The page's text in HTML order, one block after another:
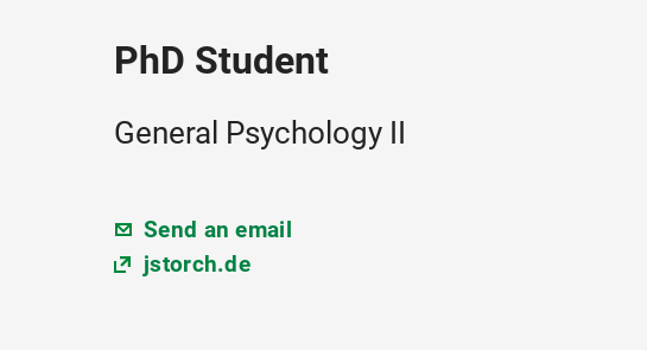
PhD Student
General Psychology II
Send an email
jstorch.de